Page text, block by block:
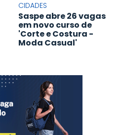
CIDADES
Saspe abre 26 vagas
em novo curso de
'Corte e Costura -
Moda Casual'